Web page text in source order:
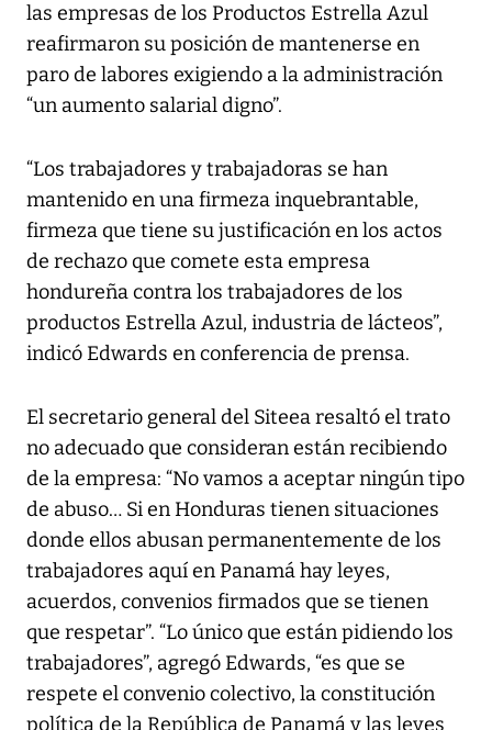
las empresas de los Productos Estrella Azul
reafirmaron su posición de mantenerse en
paro de labores exigiendo a la administración
“un aumento salarial digno”.
“Los trabajadores y trabajadoras se han
mantenido en una firmeza inquebrantable,
firmeza que tiene su justificación en los actos
de rechazo que comete esta empresa
hondureña contra los trabajadores de los
productos Estrella Azul, industria de lácteos”,
indicó Edwards en conferencia de prensa.
El secretario general del Siteea resaltó el trato
no adecuado que consideran están recibiendo
de la empresa: “No vamos a aceptar ningún tipo
de abuso… Si en Honduras tienen situaciones
donde ellos abusan permanentemente de los
trabajadores aquí en Panamá hay leyes,
acuerdos, convenios firmados que se tienen
que respetar”. “Lo único que están pidiendo los
trabajadores”, agregó Edwards, “es que se
respete el convenio colectivo, la constitución
política de la República de Panamá y las leyes